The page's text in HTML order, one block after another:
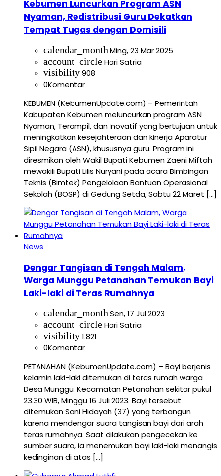
Kebumen Luncurkan Program ASN
Nyaman, Redistribusi Guru Dekatkan
Tempat Tugas dengan Domisili
calendar_month Ming, 23 Mar 2025
account_circleHari Satria
visibility908
0Komentar
KEBUMEN (KebumenUpdate.com) – Pemerintah
Kabupaten Kebumen meluncurkan program ASN
Nyaman, Terampil, dan Inovatif yang bertujuan untuk
meningkatkan kesejahteraan dan kinerja Aparatur
Sipil Negara (ASN), khususnya guru. Program ini
diresmikan oleh Wakil Bupati Kebumen Zaeni Miftah
mewakili Bupati Lilis Nuryani pada acara Bimbingan
Teknis (Bimtek) Pengelolaan Bantuan Operasional
Sekolah (BOSP) di Gedung Setda, Sabtu 22 Maret […]
News
Dengar Tangisan di Tengah Malam,
Warga Munggu Petanahan Temukan Bayi
Laki-laki di Teras Rumahnya
calendar_month Sen, 17 Jul 2023
account_circleHari Satria
visibility1.821
0Komentar
PETANAHAN (KebumenUpdate.com) – Bayi berjenis
kelamin laki-laki ditemukan di teras rumah warga
Desa Munggu, Kecamatan Petanahan sekitar pukul
23.30 WIB, Minggu 16 Juli 2023. Bayi tersebut
ditemukan Sani Hidayah (37) yang terbangun
karena mendengar suara tangisan bayi dari arah
teras rumahnya. Saat dilakukan pengecekan ke
sumber suara, ia menemukan bayi laki-laki menangis
kedinginan di atas […]